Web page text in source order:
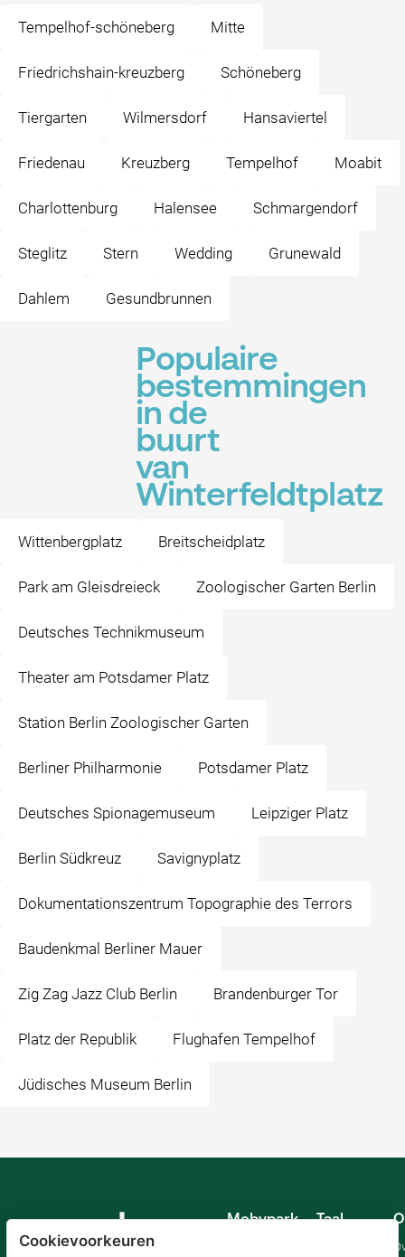
Tempelhof-schöneberg Mitte
Friedrichshain-kreuzberg Schöneberg
Tiergarten Wilmersdorf Hansaviertel
Friedenau Kreuzberg Tempelhof Moabit
Charlottenburg Halensee Schmargendorf
Steglitz Stern Wedding Grunewald
Dahlem Gesundbrunnen
Populaire
bestemmingen
in de
buurt
van
Winterfeldtplatz
Wittenbergplatz Breitscheidplatz
Park am Gleisdreieck Zoologischer Garten Berlin
Deutsches Technikmuseum
Theater am Potsdamer Platz
Station Berlin Zoologischer Garten
Berliner Philharmonie Potsdamer Platz
Deutsches Spionagemuseum Leipziger Platz
Berlin Südkreuz Savignyplatz
Dokumentationszentrum Topographie des Terrors
Baudenkmal Berliner Mauer
Zig Zag Jazz Club Berlin Brandenburger Tor
Platz der Republik Flughafen Tempelhof
Jüdisches Museum Berlin
Mobypark
Taal
Cookievoorkeuren